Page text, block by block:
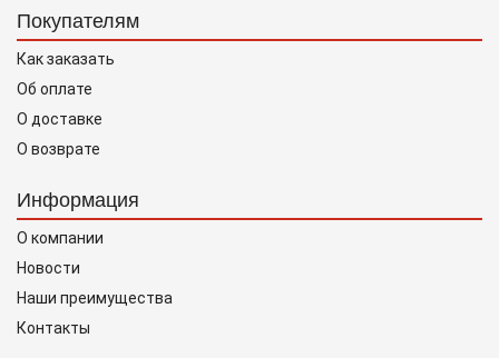
Покупателям
Как заказать
Об оплате
О доставке
О возврате
Информация
О компании
Новости
Наши преимущества
Контакты